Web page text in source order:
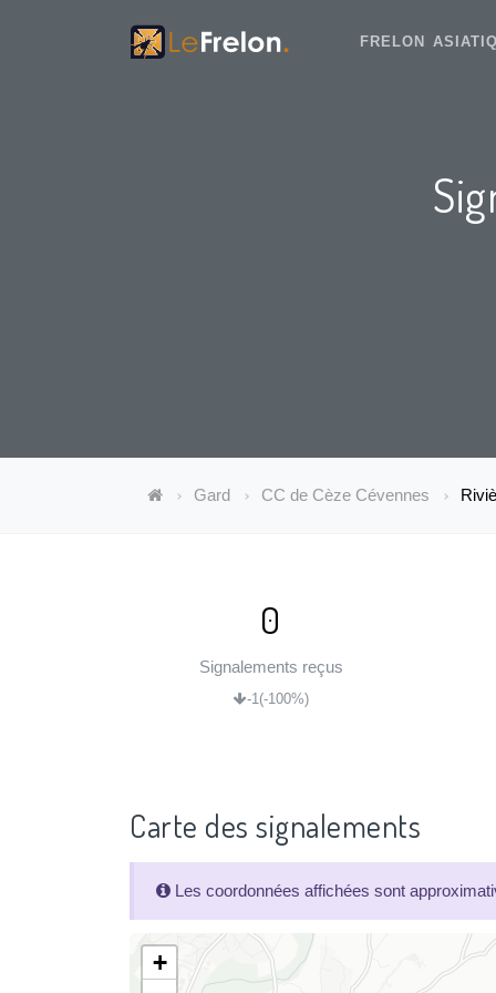
FRELON
Gard CC de Cèze Cévennes
0
Signalements reçus
-1(-100%)
Carte des signalements
Les coordonnées affichées sont
+